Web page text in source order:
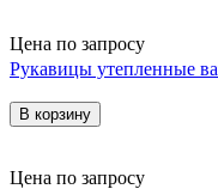
Цена по запросу
Рукавицы утепленные
В корзину
Цена по запросу